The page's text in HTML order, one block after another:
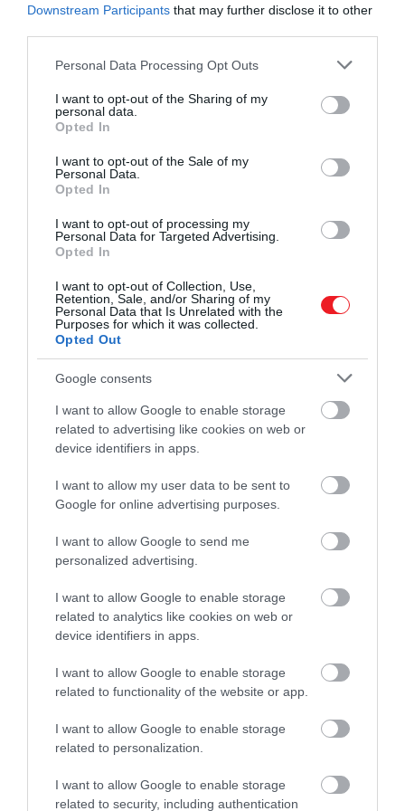
Downstream Participants that may further disclose it to other
Please note that this website/app uses one or more Google
not limited to your visit or usage behaviour. You may click to
grant or deny consent to Google and its third-party tags to
use your data for below specified purposes in below Google
consent section.
Personal Data Processing Opt Outs
I want to opt-out of the Sharing of my
personal data.
Opted In
I want to opt-out of the Sale of my
Personal Data.
Opted In
I want to opt-out of processing my
Personal Data for Targeted Advertising.
Opted In
I want to opt-out of Collection, Use,
Retention, Sale, and/or Sharing of my
Personal Data that Is Unrelated with the
Purposes for which it was collected.
Opted Out
Google consents
I want to allow Google to enable storage
related to advertising like cookies on web or
device identifiers in apps.
I want to allow my user data to be sent to
Google for online advertising purposes.
I want to allow Google to send me
personalized advertising.
I want to allow Google to enable storage
related to analytics like cookies on web or
device identifiers in apps.
I want to allow Google to enable storage
related to functionality of the website or app.
I want to allow Google to enable storage
related to personalization.
I want to allow Google to enable storage
related to security, including authentication
így földművesek, gyári munkások, utcaseprők,
esetleg tanárok lesznek. Minden munkavállalónak
48 órás munkahetet kell teljesítenie, egyedül a
​3. Farmerviselés
Mivel az ország vezetése szerint a ruhadarab a
nyugati civilizáció szimbólumának számít, Észak-
a szabályt, az bíróság elé kerül, ahol írásban is be kell
ismernie tettét. Csak akkor engedik haza, ha valaki
hoz neki az előírásoknak megfelelő ruhát, amibe
átöltözhet, ráadásul a munkáltatóját is értesítik a
kihágásról.
A „végzet szállodája", ahol
még soha senki nem tért nyugovóra
​4. Külföldi tévécsatornák
Az észak-koreaiak nem nézhetnek külföldi
televíziót, nem hallgathatnak külföldi rádiót, és nem
használhatják a globális internetet. Minden olyan
tartalom, ami nem a hivatalos észak-koreai média
részét képezi, tilosnak számít, sőt, már az is
amivel technikailag lehetséges külföldi csatornákat
Nyitókép: Fotó: Shutterstock
ÉSZAK-KOREA SZABÁLY BÜNTETÉS